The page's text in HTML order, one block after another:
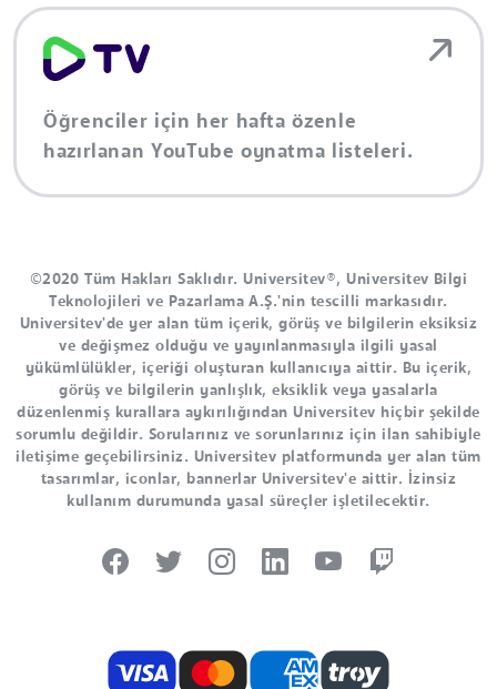
Öğrenciler için her hafta özenle
hazırlanan YouTube oynatma listeleri.
©2020 Tüm Hakları Saklıdır. Universitev®, Universitev Bilgi
Teknolojileri ve Pazarlama A.Ş.'nin tescilli markasıdır.
Universitev'de yer alan tüm içerik, görüş ve bilgilerin eksiksiz
ve değişmez olduğu ve yayınlanmasıyla ilgili yasal
yükümlülükler, içeriği oluşturan kullanıcıya aittir. Bu içerik,
görüş ve bilgilerin yanlışlık, eksiklik veya yasalarla
düzenlenmiş kurallara aykırılığından Universitev hiçbir şekilde
sorumlu değildir. Sorularınız ve sorunlarınız için ilan sahibiyle
iletişime geçebilirsiniz. Universitev platformunda yer alan tüm
tasarımlar, iconlar, bannerlar Universitev'e aittir. İzinsiz
kullanım durumunda yasal süreçler işletilecektir.